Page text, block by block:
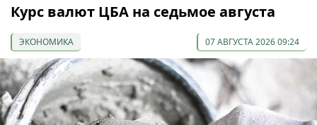
Курс валют ЦБА на седьмое августа
ЭКОНОМИКА 07 АВГУСТА 2026 09:24